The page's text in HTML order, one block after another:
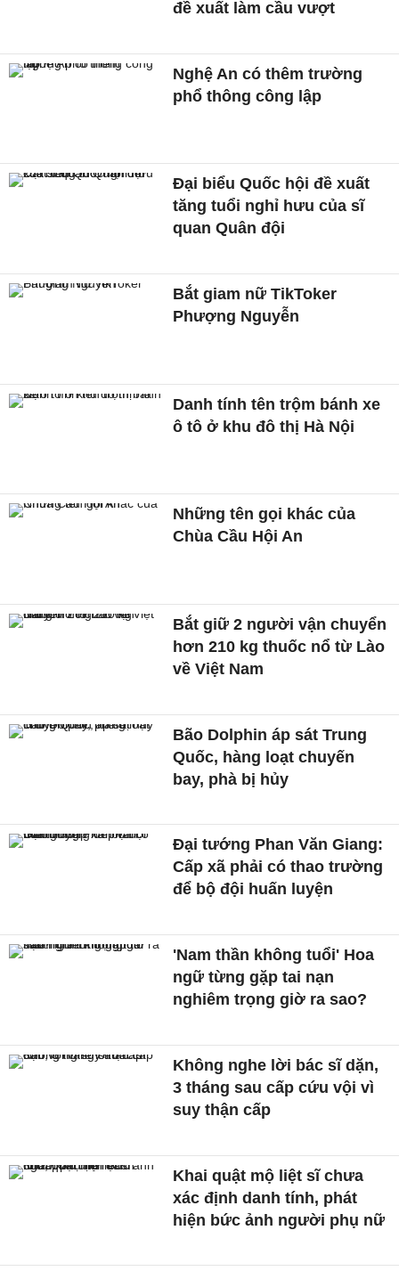
đề xuất làm cầu vượt
Nghệ An có thêm trường
phổ thông công lập
Đại biểu Quốc hội đề xuất
tăng tuổi nghỉ hưu của sĩ
quan Quân đội
Bắt giam nữ TikToker
Phượng Nguyễn
Danh tính tên trộm bánh xe
ô tô ở khu đô thị Hà Nội
Những tên gọi khác của
Chùa Cầu Hội An
Bắt giữ 2 người vận chuyển
hơn 210 kg thuốc nổ từ Lào
về Việt Nam
Bão Dolphin áp sát Trung
Quốc, hàng loạt chuyến
bay, phà bị hủy
Đại tướng Phan Văn Giang:
Cấp xã phải có thao trường
để bộ đội huấn luyện
'Nam thần không tuổi' Hoa
ngữ từng gặp tai nạn
nghiêm trọng giờ ra sao?
Không nghe lời bác sĩ dặn,
3 tháng sau cấp cứu vội vì
suy thận cấp
Khai quật mộ liệt sĩ chưa
xác định danh tính, phát
hiện bức ảnh người phụ nữ